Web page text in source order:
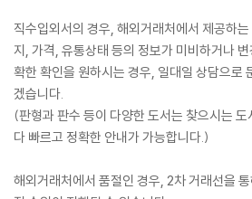
직수입외서의 경우, 해외거래처에서 제공하
지, 가격, 유통상태 등의 정보가 미비하거나
확한 확인을 원하시는 경우, 일대일 상담으로
겠습니다.
(판형과 판수 등이 다양한 도서는 찾으시는
다 빠르고 정확한 안내가 가능합니다.)
해외거래처에서 품절인 경우, 2차 거래선을